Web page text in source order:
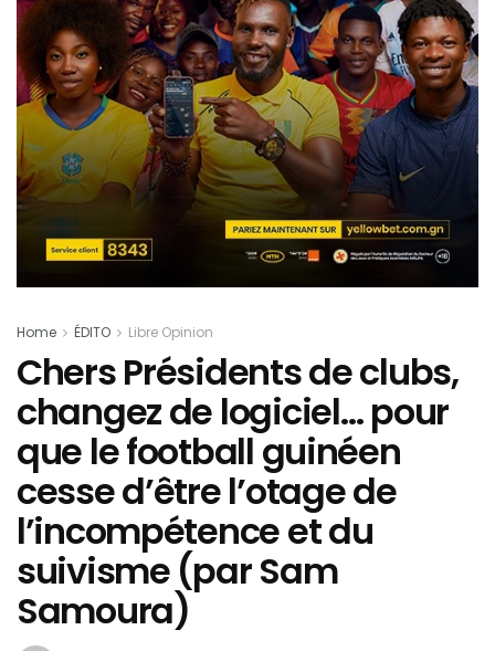
Home ÉDITO Libre Opinion
Chers Présidents de clubs,
changez de logiciel… pour
que le football guinéen
cesse d’être l’otage de
l’incompétence et du
suivisme (par Sam
Samoura)